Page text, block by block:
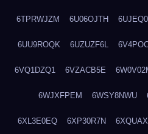
6TPRWJZM 6U06OJTH
6UU9ROQK 6UZUZF6L
6VQ1DZQ1 6VZACB5E
6WJXFPEM 6WSY8NWU
6XL3E0EQ 6XP30R7N